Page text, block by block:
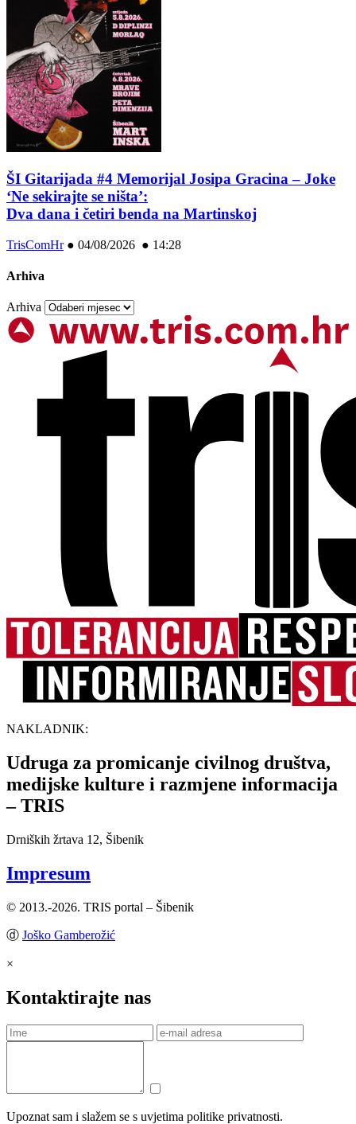
ŠI Gitarijada #4 Memorijal Josipa Gracina – Joke
‘Ne sekirajte se ništa’:
Dva dana i četiri benda na Martinskoj
TrisComHr● 04/08/2026 ● 14:28
Arhiva
Arhiva
NAKLADNIK:
Udruga za promicanje civilnog društva,
medijske kulture i razmjene informacija
– TRIS
Drniških žrtava 12, Šibenik
Impresum
© 2013.-2026. TRIS portal – Šibenik
ⓓ Joško Gamberožić
×
Kontaktirajte nas
Upoznat sam i slažem se s uvjetima politike privatnosti.